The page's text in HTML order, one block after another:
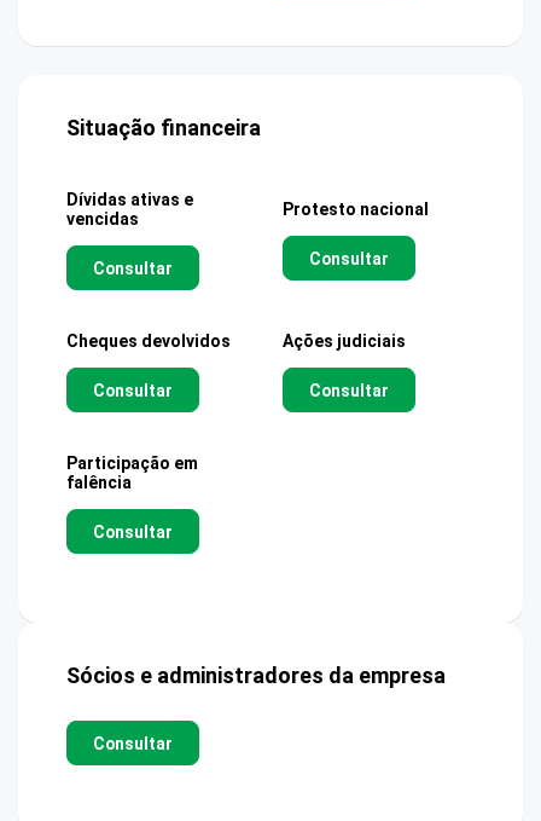
Situação financeira
Dívidas ativas e
vencidas
Consultar
Protesto nacional
Consultar
Cheques devolvidos
Consultar
Ações judiciais
Consultar
Participação em
falência
Consultar
Sócios e administradores da empresa
Consultar